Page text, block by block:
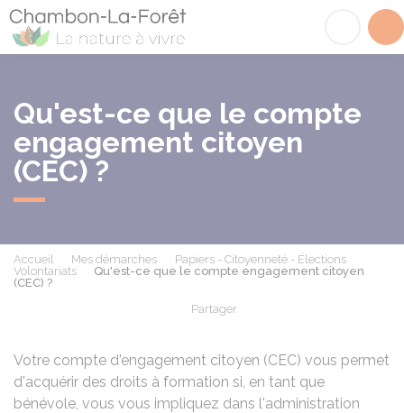
Qu'est-ce que le compte
engagement citoyen
(CEC) ?
Accueil Mes démarches
Papiers - Citoyenneté - Élections
Volontariats
Qu'est-ce que le compte engagement citoyen
(CEC) ?
Partager
Votre compte d'engagement citoyen (CEC) vous permet
d'acquérir des droits à formation si, en tant que
bénévole, vous vous impliquez dans l'administration